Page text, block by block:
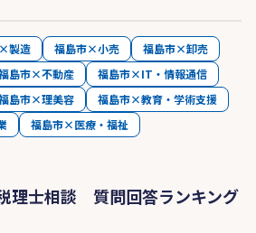
製造 福島市×小売
福島市×卸売
島市×不動産
福島市×IT・情報通信
島市×理美容
福島市×教育・学術支援
福島市×医療・福祉
理士相談 質問回答ランキング